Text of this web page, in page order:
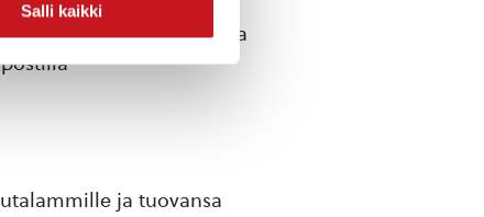
Salli kaikki
17. Ajanvarausasioissa
ja tuovansa